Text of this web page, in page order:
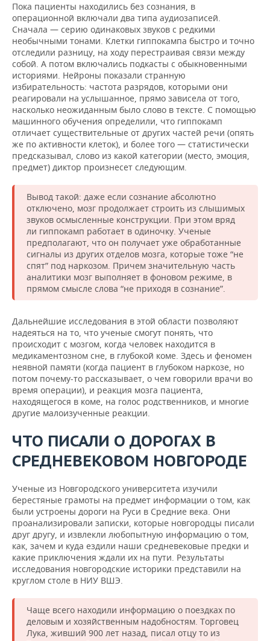
Пока пациенты находились без сознания, в
операционной включали два типа аудиозаписей.
Сначала — серию одинаковых звуков с редкими
необычными тонами. Клетки гиппокампа быстро и точно
отследили разницу, на ходу перестраивая связи между
собой. А потом включались подкасты с обыкновенными
историями. Нейроны показали странную
избирательность: частота разрядов, которыми они
реагировали на услышанное, прямо зависела от того,
насколько неожиданным было слово в тексте. С помощью
машинного обучения определили, что гиппокамп
отличает существительные от других частей речи (опять
же по активности клеток), и более того — статистически
предсказывал, слово из какой категории (место, эмоция,
предмет) диктор произнесет следующим.
Вывод такой: даже если сознание абсолютно
отключено, мозг продолжает строить из слышимых
звуков осмысленные конструкции. При этом вряд
ли гиппокамп работает в одиночку. Ученые
предполагают, что он получает уже обработанные
сигналы из других отделов мозга, которые тоже “не
спят” под наркозом. Причем значительную часть
аналитики мозг выполняет в фоновом режиме, в
прямом смысле слова “не приходя в сознание”.
Дальнейшие исследования в этой области позволяют
надеяться на то, что ученые смогут понять, что
происходит с мозгом, когда человек находится в
медикаментозном сне, в глубокой коме. Здесь и феномен
неявной памяти (когда пациент в глубоком наркозе, но
потом почему-то рассказывает, о чем говорили врачи во
время операции), и реакция мозга пациента,
находящегося в коме, на голос родственников, и многие
другие малоизученные реакции.
ЧТО ПИСАЛИ О ДОРОГАХ В
СРЕДНЕВЕКОВОМ НОВГОРОДЕ
Ученые из Новгородского университета изучили
берестяные грамоты на предмет информации о том, как
были устроены дороги на Руси в Средние века. Они
проанализировали записки, которые новгородцы писали
друг другу, и извлекли любопытную информацию о том,
как, зачем и куда ездили наши средневековые предки и
какие приключения ждали их на пути. Результаты
исследования новгородские историки представили на
круглом столе в НИУ ВШЭ.
Чаще всего находили информацию о поездках по
деловым и хозяйственным надобностям. Торговец
Лука, живший 900 лет назад, писал отцу то из